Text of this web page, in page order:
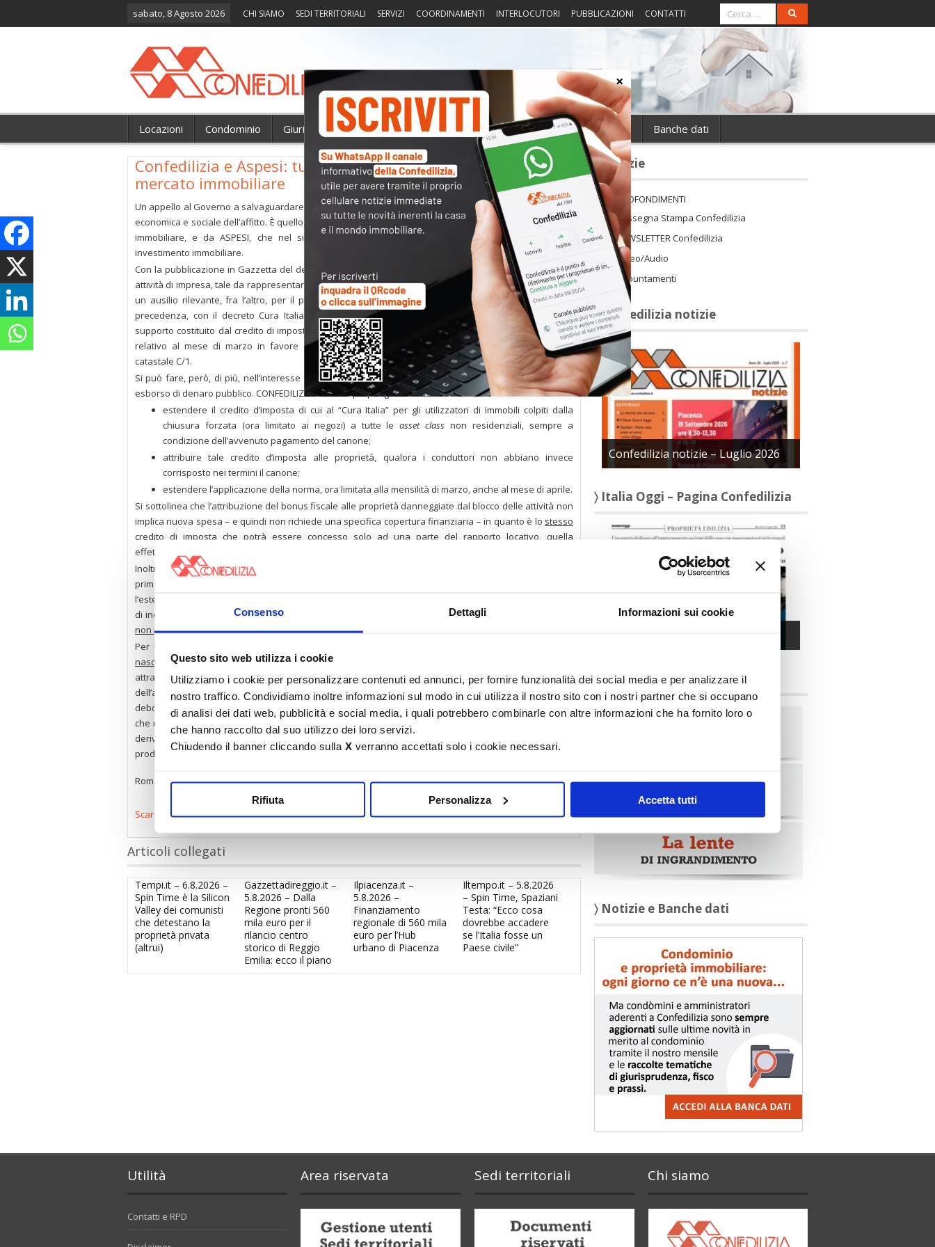
Consenso Dettagli Informazioni sui cookie
Questo sito web utilizza i cookie
Utilizziamo i cookie per personalizzare contenuti ed annunci, per fornire funzionalità dei social media e per analizzare il
nostro traffico. Condividiamo inoltre informazioni sul modo in cui utilizza il nostro sito con i nostri partner che si occupano
di analisi dei dati web, pubblicità e social media, i quali potrebbero combinarle con altre informazioni che ha fornito loro o
che hanno raccolto dal suo utilizzo dei loro servizi.
Chiudendo il banner cliccando sulla X verranno accettati solo i cookie necessari.
Rifiuta Personalizza Accetta tutti
sabato, 8 Agosto 2026 CHI SIAMO SEDI TERRITORIALI SERVIZI COORDINAMENTI INTERLOCUTORI PUBBLICAZIONI CONTATTI
Locazioni Condominio Giurisprudenza Fisco Portierato Intorno alla casa Notizie Banche dati
Confedilizia e Aspesi: tutelare la locazione e rilanciare il
mercato immobiliare
Un appello al Governo a salvaguardare le imprese e le famiglie che svolgono l’indispensabile funzione
economica e sociale dell’affitto. È quello che giunge da CONFEDILIZIA, la Confederazione della proprietà
immobiliare, e da ASPESI, che nel sistema CONFEDILIZIA rappresenta il settore delle società di
investimento immobiliare.
Con la pubblicazione in Gazzetta del decreto liquidità, un altro tassello si è aggiunto nel sostegno alle
attività di impresa, tale da rappresentare – attraverso la garanzia dello Stato ai finanziamenti bancari –
un ausilio rilevante, fra l’altro, per il pagamento dei canoni di locazione da parte delle imprese. In
precedenza, con il decreto Cura Italia, un’ampia platea di operatori aveva ottenuto uno specifico
supporto costituito dal credito di imposta pari al 60 per cento dell’ammontare del canone di locazione
relativo al mese di marzo in favore dei conduttori di locali commerciali rientranti nella categoria
catastale C/1.
Si può fare, però, di più, nell’interesse di entrambe le parti dei contratti e dell’intera economia, senza
esborso di denaro pubblico. CONFEDILIZIA e ASPESI propongono allora di:
estendere il credito d’imposta di cui al “Cura Italia” per gli utilizzatori di immobili colpiti dalla
chiusura forzata (ora limitato ai negozi) a tutte leasset class non residenziali, sempre a
condizione dell’avvenuto pagamento del canone;
attribuire tale credito d’imposta alle proprietà, qualora i conduttori non abbiano invece
corrisposto nei termini il canone;
estendere l’applicazione della norma, ora limitata alla mensilità di marzo, anche al mese di aprile.
Si sottolinea che l’attribuzione del bonus fiscale alle proprietà danneggiate dal blocco delle attività non
implica nuova spesa – e quindi non richiede una specifica copertura finanziaria – in quanto è lo stesso
credito di imposta che potrà essere concesso solo ad una parte del rapporto locativo, quella
effettivamente danneggiata.
Inoltre, si rivelano più che mai indispensabili – in questa fase di grande difficoltà – due misure che già
prima della crisi si erano dimostrate necessarie ed urgenti, vista la situazione critica del commercio:
l’estensione a tutte le locazioni non abitative della
di incentivare le revisioni dei contratti, e l’eliminazione dell’assurda regola della tassazione dei
non percepiti.
Per la ripresa del mercato immobiliare post-blocco, CONFEDILIZIA e ASPESI propongono, poi, di far
nascere il mercato di sostituzionecon lepermute
attraverso la sospensione per 5 anni dell’imposta di registro sulla vendita alla società costruttrice
dell’alloggio vecchio a deconto del prezzo del nuovo. Non è prevedibile, infatti, in questo quadro di
debolezza delle famiglie italiane, la possibilità di rilanciare a breve qualsiasi altro mercato residenziale
che non sia, appunto, quello di sostituzione. E la produzione di alloggi nuovi nelle grandi città che ne
deriverebbe, in particolare da recupero, avrebbe un fortissimo ed immediato impatto anticiclico su
produzione e occupazione, oltre che su risparmio energetico e qualità della vita.
Roma, 9 aprile 2020
UFFICIO STAMPA
Scarica e stampa il pdf
Articoli collegati
Tempi.it – 6.8.2026 –
Spin Time è la Silicon
Valley dei comunisti
che detestano la
proprietà privata
(altrui)
Gazzettadireggio.it –
5.8.2026 – Dalla
Regione pronti 560
mila euro per il
rilancio centro
storico di Reggio
Emilia: ecco il piano
Ilpiacenza.it –
5.8.2026 –
Finanziamento
regionale di 560 mila
euro per l’Hub
urbano di Piacenza
Iltempo.it – 5.8.2026
– Spin Time, Spaziani
Testa: “Ecco cosa
dovrebbe accadere
se l’Italia fosse un
Paese civile”
〉 Notizie
APPROFONDIMENTI
Rassegna Stampa Confedilizia
NEWSLETTER Confedilizia
Video/Audio
Appuntamenti
〉 Confedilizia notizie
Confedilizia notizie – Luglio 2026
〉 Italia Oggi – Pagina Confedilizia
〉 Rubriche
〉 Notizie e Banche dati
Utilità
Contatti e RPD
Area riservata Sedi territoriali Chi siamo